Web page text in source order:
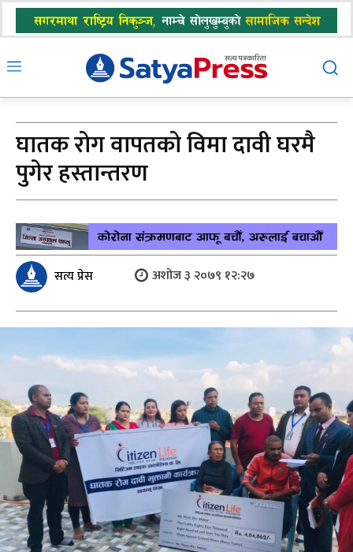
घातक रोग वापतको विमा दावी घरमै
पुगेर हस्तान्तरण
सत्य प्रेस अशोज ३ २०७९ १२:२७